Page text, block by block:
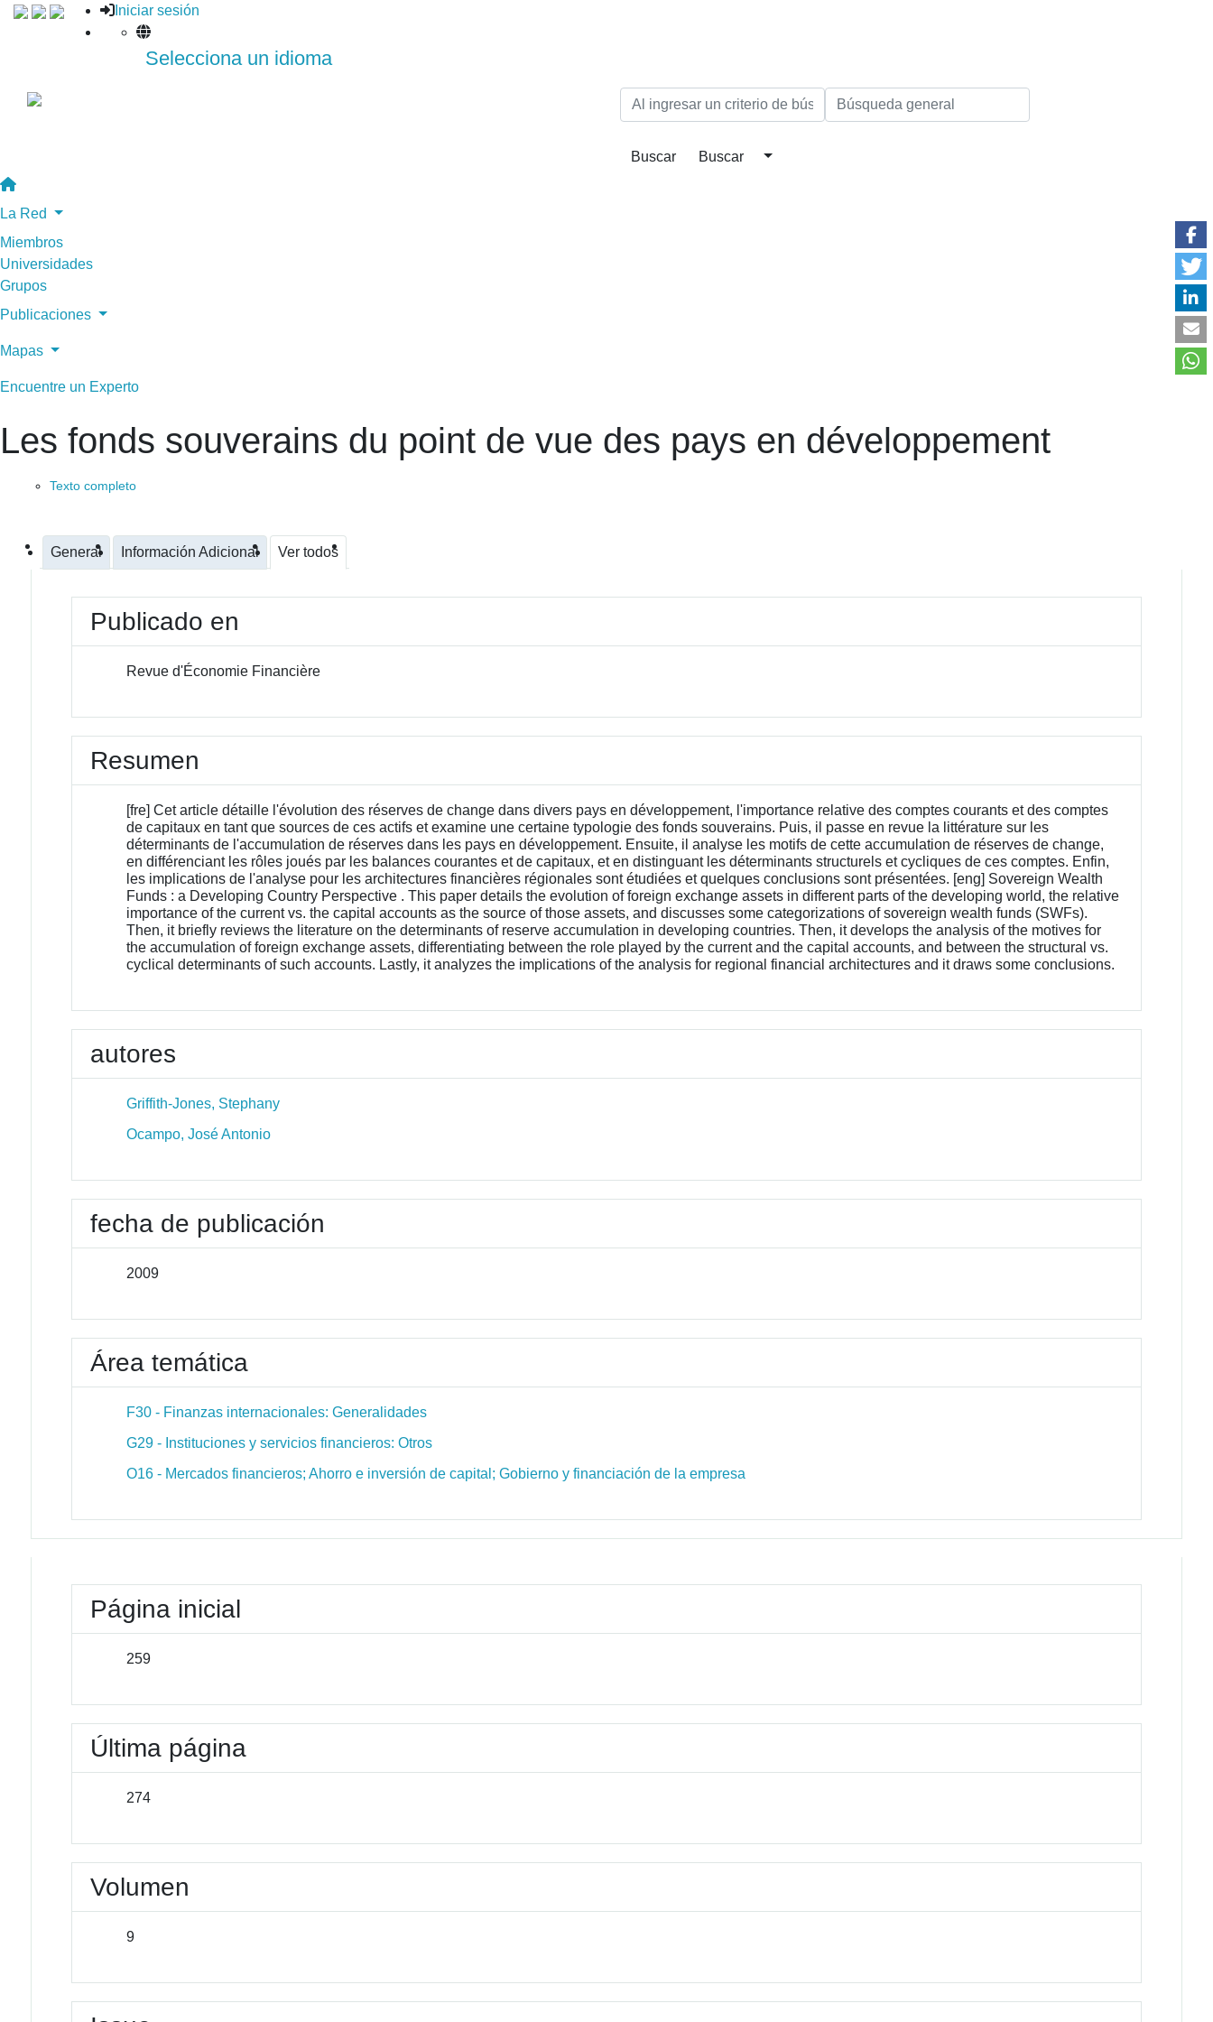
Iniciar sesión
Selecciona un idioma
La Red
Miembros
Universidades
Grupos
Publicaciones
Mapas
Encuentre un Experto
Les fonds souverains du point de vue des pays en développement
Texto completo
General Información Adicional Ver todos
Publicado en
Revue d'Économie Financière
Resumen
[fre] Cet article détaille l'évolution des réserves de change dans divers pays en développement, l'importance relative des comptes courants et des comptes
de capitaux en tant que sources de ces actifs et examine une certaine typologie des fonds souverains. Puis, il passe en revue la littérature sur les
déterminants de l'accumulation de réserves dans les pays en développement. Ensuite, il analyse les motifs de cette accumulation de réserves de change,
en différenciant les rôles joués par les balances courantes et de capitaux, et en distinguant les déterminants structurels et cycliques de ces comptes. Enfin,
les implications de l'analyse pour les architectures financières régionales sont étudiées et quelques conclusions sont présentées. [eng] Sovereign Wealth
Funds : a Developing Country Perspective . This paper details the evolution of foreign exchange assets in different parts of the developing world, the relative
importance of the current vs. the capital accounts as the source of those assets, and discusses some categorizations of sovereign wealth funds (SWFs).
Then, it briefly reviews the literature on the determinants of reserve accumulation in developing countries. Then, it develops the analysis of the motives for
the accumulation of foreign exchange assets, differentiating between the role played by the current and the capital accounts, and between the structural vs.
cyclical determinants of such accounts. Lastly, it analyzes the implications of the analysis for regional financial architectures and it draws some conclusions.
autores
Griffith-Jones, Stephany
Ocampo, José Antonio
fecha de publicación
2009
Área temática
F30 - Finanzas internacionales: Generalidades
G29 - Instituciones y servicios financieros: Otros
O16 - Mercados financieros; Ahorro e inversión de capital; Gobierno y financiación de la empresa
Página inicial
259
Última página
274
Volumen
9